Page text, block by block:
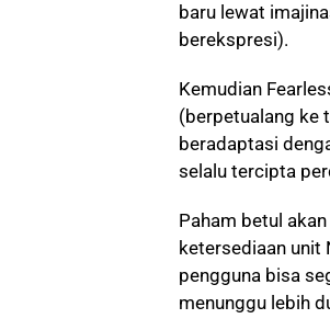
baru lewat
berekspresi).
Kemudian
(berpetualang ke
beradaptasi
selalu tercipta
Paham betul
ketersediaan unit
pengguna bisa
menunggu lebih